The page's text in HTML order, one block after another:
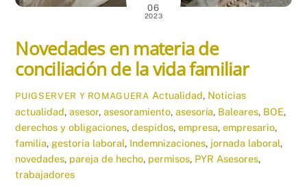
06
2023
Novedades en materia de
conciliación de la vida familiar
PUIGSERVER Y ROMAGUERA Actualidad, Noticias
actualidad,asesor,asesoramiento,asesoría, Baleares, BOE,
derechos y obligaciones,despidos,empresa,empresario,
familia, gestoria laboral, Indemnizaciones, jornada laboral,
novedades, pareja de hecho, permisos, PYR Asesores,
trabajadores